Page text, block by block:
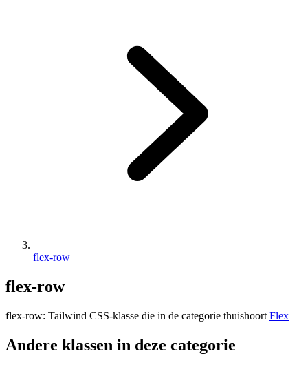
flex-row
flex-row
flex-row: Tailwind CSS-klasse die in de categorie thuishoort Flex
Andere klassen in deze categorie